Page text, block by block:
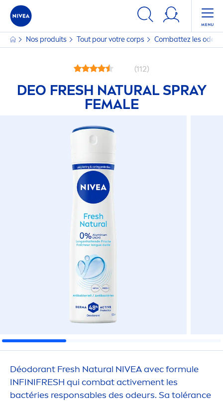
Nos produits Tout pour votre corps Combattez les
(112)
DEO FRESH NATURALSPRAY
FEMALE
Déodorant Fresh Natural NIVEAavec formule
INFINIFRESH qui combatactivement les
bactéries responsables des odeurs. Sa tolérance